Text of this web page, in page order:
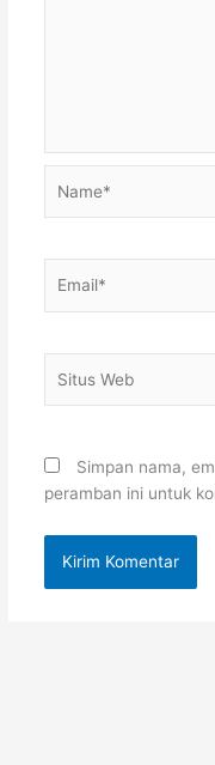
Web
Simpan nama,
peramban ini untuk